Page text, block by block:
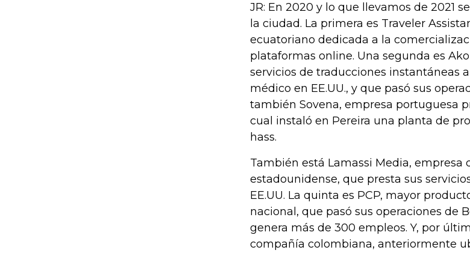
JR: En 2020 y lo que llevamos de 2021
la ciudad. La primera es Traveler
ecuatoriano dedicada a la
plataformas online. Una segunda es
servicios de traducciones instantáneas
médico en EE.UU., y que pasó sus
también Sovena, empresa portuguesa
cual instaló en Pereira una planta de
hass.
También está Lamassi Media, empresa
estadounidense, que presta sus
EE.UU. La quinta es PCP, mayor
nacional, que pasó sus operaciones de
genera más de 300 empleos. Y, por
compañía colombiana, anteriormente